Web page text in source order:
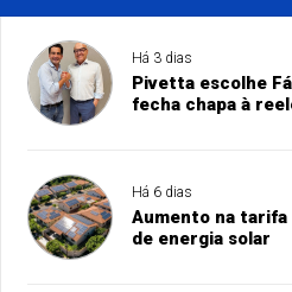
Há 3 dias
Pivetta escolhe
fecha chapa à
Há 6 dias
Aumento na tarifa
de energia solar